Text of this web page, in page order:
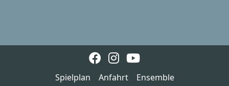
Spielplan Anfahrt Ensemble